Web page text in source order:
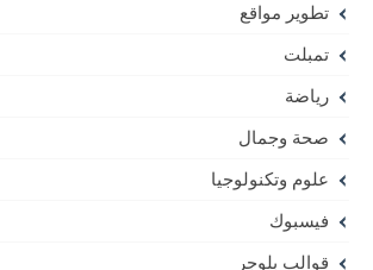
تطوير مواقع
تمبلت
رياضة
صحة وجمال
علوم وتكنولوجيا
فيسبوك
قوالب بلوجر